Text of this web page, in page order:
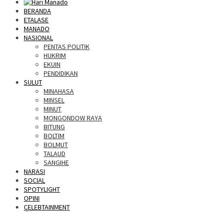
BERANDA
ETALASE
MANADO
NASIONAL
PENTAS POLITIK
HUKRIM
EKUIN
PENDIDIKAN
SULUT
MINAHASA
MINSEL
MINUT
MONGONDOW RAYA
BITUNG
BOLTIM
BOLMUT
TALAUD
SANGIHE
NARASI
SOCIAL
SPOTYLIGHT
OPINI
CELEBTAINMENT